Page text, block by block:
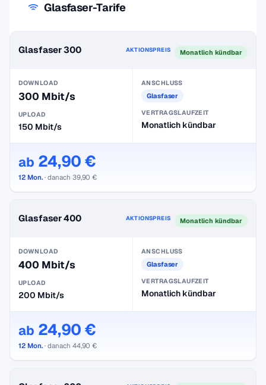
Glasfaser-Tarife
Glasfaser 300 AKTIONSPREIS Monatlich kündbar
DOWNLOAD
300 Mbit/s
UPLOAD
150 Mbit/s
ANSCHLUSS
Glasfaser
VERTRAGSLAUFZEIT
Monatlich kündbar
ab 24,90 €
12 Mon. · danach 39,90 €
Glasfaser 400 AKTIONSPREIS Monatlich kündbar
DOWNLOAD
400 Mbit/s
UPLOAD
200 Mbit/s
ANSCHLUSS
Glasfaser
VERTRAGSLAUFZEIT
Monatlich kündbar
ab 24,90 €
12 Mon. · danach 44,90 €